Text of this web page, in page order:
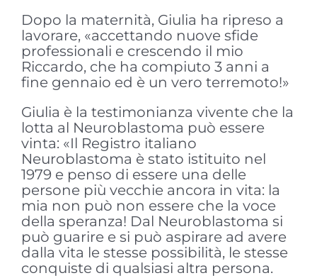
Dopo la maternità, Giulia ha ripreso a
lavorare, «accettando nuove sfide
professionali e crescendo il mio
Riccardo, che ha compiuto 3 anni a
fine gennaio ed è un vero terremoto!»
Giulia è la testimonianza vivente che la
lotta al Neuroblastoma può essere
vinta: «Il Registro italiano
Neuroblastoma è stato istituito nel
1979 e penso di essere una delle
persone più vecchie ancora in vita: la
mia non può non essere che la voce
della speranza! Dal Neuroblastoma si
può guarire e si può aspirare ad avere
dalla vita le stesse possibilità, le stesse
conquiste di qualsiasi altra persona.